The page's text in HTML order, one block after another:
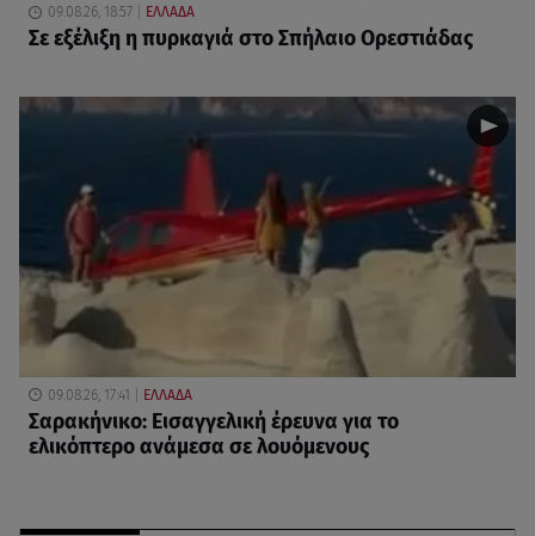
09.08.26, 18:57 ΕΛΛΑΔΑ
Σε εξέλιξη η πυρκαγιά στο Σπήλαιο Ορεστιάδας
09.08.26, 17:41 ΕΛΛΑΔΑ
Σαρακήνικο: Εισαγγελική έρευνα για το
ελικόπτερο ανάμεσα σε λουόμενους